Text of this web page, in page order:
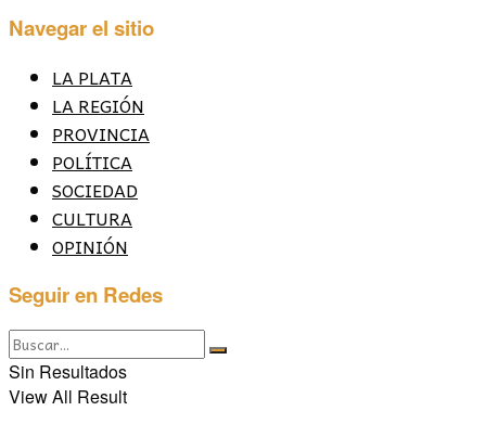
Navegar el sitio
LA PLATA
LA REGIÓN
PROVINCIA
POLÍTICA
SOCIEDAD
CULTURA
OPINIÓN
Seguir en Redes
Sin Resultados
View All Result